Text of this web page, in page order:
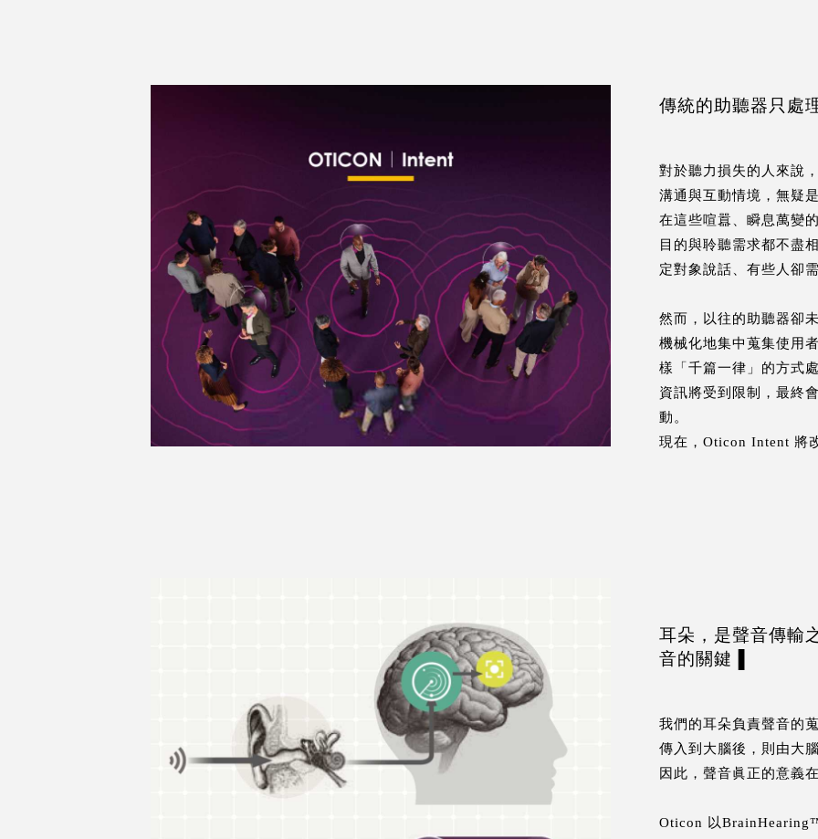
傳統的助聽器只處
對於聽力損失的人來說
溝通與互動情境，無疑
在這些喧囂、瞬息萬變
目的與聆聽需求都不盡
定對象說話、有些人卻
然而，以往的助聽器卻
機械化地集中蒐集使用
樣「千篇一律」的方式
資訊將受到限制，最終
動。
現在，Oticon Intent 將
耳朵，是聲音傳輸
音的關鍵▐
我們的耳朵負責聲音的
傳入到大腦後，則由大
因此，聲音眞正的意義
Oticon 以